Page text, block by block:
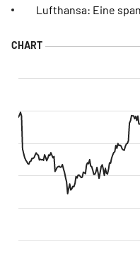
Lufthansa: Eine